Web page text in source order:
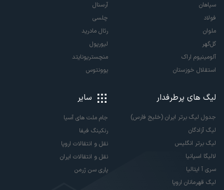
سپاهان
فولاد
ملوان
گل‌گهر
آلومینیوم اراک
استقلال خوزستان
آرسنال
چلسی
رئال مادرید
لیورپول
منچستریونایتد
یوونتوس
لیگ های پرطرفدار
جدول لیگ برتر ایران (خلیج فارس)
لیگ آزادگان
لیگ برتر انگلیس
لالیگا اسپانیا
سری آ ایتالیا
لیگ قهرمانان اروپا
سایر
جام ملت های آسیا
رنکینگ فیفا
نقل و انتقالات اروپا
نقل و انتقالات ایران
پاری سن ژرمن